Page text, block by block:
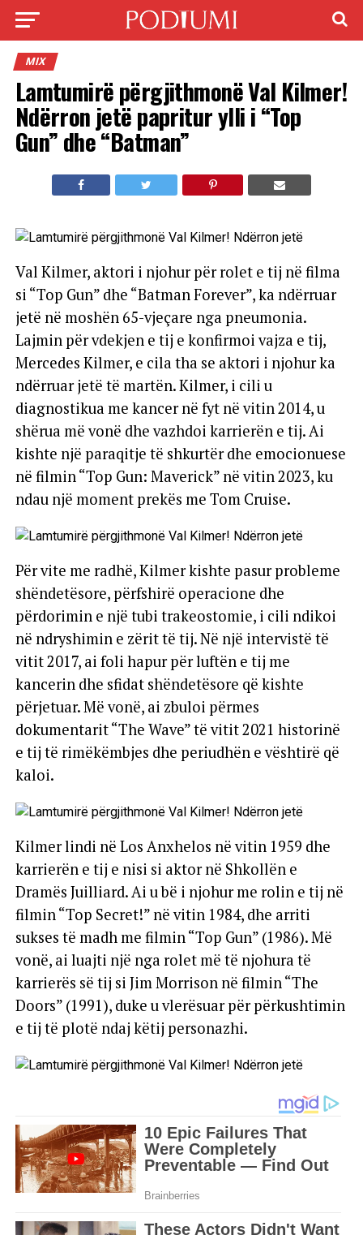
MIX
Lamtumirë përgjithmonë Val Kilmer!
Ndërron jetë papritur ylli i “Top
Gun” dhe “Batman”
Val Kilmer, aktori i njohur për rolet e tij në filma
si “Top Gun” dhe “Batman Forever”, ka ndërruar
jetë në moshën 65-vjeçare nga pneumonia.
Lajmin për vdekjen e tij e konfirmoi vajza e tij,
Mercedes Kilmer, e cila tha se aktori i njohur ka
ndërruar jetë të martën. Kilmer, i cili u
diagnostikua me kancer në fyt në vitin 2014, u
shërua më vonë dhe vazhdoi karrierën e tij. Ai
kishte një paraqitje të shkurtër dhe emocionuese
në filmin “Top Gun: Maverick” në vitin 2023, ku
ndau një moment prekës me Tom Cruise.
Për vite me radhë, Kilmer kishte pasur probleme
shëndetësore, përfshirë operacione dhe
përdorimin e një tubi trakeostomie, i cili ndikoi
në ndryshimin e zërit të tij. Në një intervistë të
vitit 2017, ai foli hapur për luftën e tij me
kancerin dhe sfidat shëndetësore që kishte
përjetuar. Më vonë, ai zbuloi përmes
dokumentarit “The Wave” të vitit 2021 historinë
e tij të rimëkëmbjes dhe periudhën e vështirë që
kaloi.
Kilmer lindi në Los Anxhelos në vitin 1959 dhe
karrierën e tij e nisi si aktor në Shkollën e
Dramës Juilliard. Ai u bë i njohur me rolin e tij në
filmin “Top Secret!” në vitin 1984, dhe arriti
sukses të madh me filmin “Top Gun” (1986). Më
vonë, ai luajti një nga rolet më të njohura të
karrierës së tij si Jim Morrison në filmin “The
Doors” (1991), duke u vlerësuar për përkushtimin
e tij të plotë ndaj këtij personazhi.